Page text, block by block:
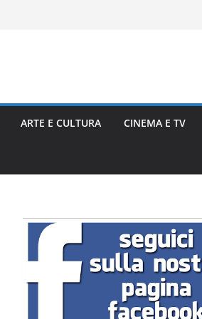
ARTE E CULTURA CINEMA E TV